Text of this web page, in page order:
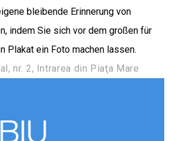
bleibende Erinnerung von
indem Sie sich vor dem großen für
Plakat ein Foto machen lassen.
nr. 2, Intrarea din Piaţa Mare